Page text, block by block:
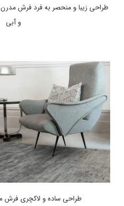
طراحی زیبا و منحصر به فرد فرش مدرن
و آبی
طراحی ساده و لاکچری فرش